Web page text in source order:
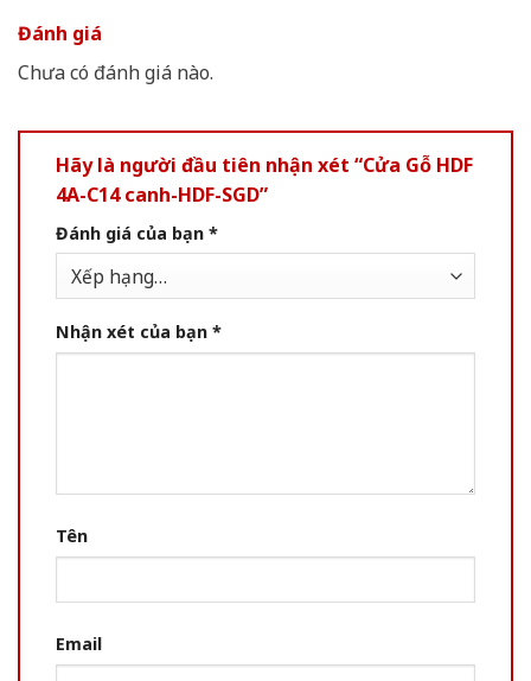
Đánh giá
Chưa có đánh giá nào.
Hãy là người đầu tiên nhận xét “Cửa Gỗ HDF
4A-C14 canh-HDF-SGD”
Đánh giá của bạn *
Nhận xét của bạn *
Tên
Email